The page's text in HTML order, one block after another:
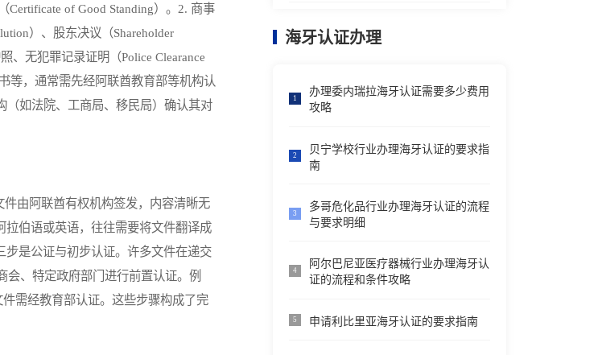
Certificate of Good Standing）。2. 商事
）、股东决议（Shareholder
、无犯罪记录证明（Police Clearance
等，通常需先经阿联酋教育部等机构认
（如法院、工商局、移民局）确认其对
由阿联酋有权机构签发，内容清晰无
伯语或英语，往往需要将文件翻译成
是公证与初步认证。许多文件在递交
会、特定政府部门进行前置认证。例
需经教育部认证。这些步骤构成了完
海牙认证办理
1
办理委内瑞拉海牙认证需要多少费用
攻略
2
贝宁学校行业办理海牙认证的要求指
南
3
多哥危化品行业办理海牙认证的流程
与要求明细
4
阿尔巴尼亚医疗器械行业办理海牙认
证的流程和条件攻略
5 申请利比里亚海牙认证的要求指南